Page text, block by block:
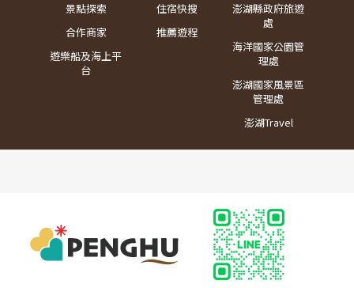
景點探索
合作商家
遊樂船及海上平
台
住宿快搜
推薦遊程
澎湖縣政府旅遊
處
海洋國家公園管
理處
澎湖國家風景區
管理處
澎湖Travel